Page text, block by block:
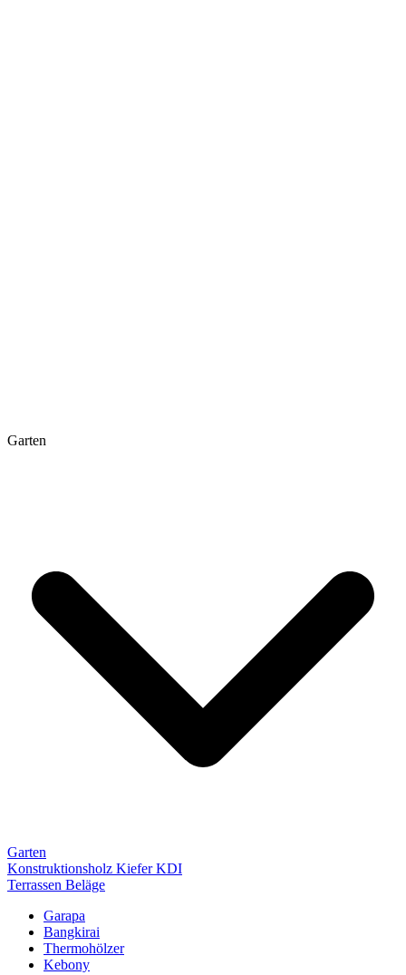
Garten
Garten
Konstruktionsholz Kiefer KDI
Terrassen Beläge
Garapa
Bangkirai
Thermohölzer
Kebony